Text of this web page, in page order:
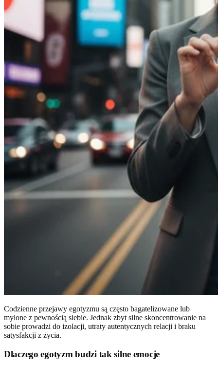
Codzienne przejawy egotyzmu są często bagatelizowane lub
mylone z pewnością siebie. Jednak zbyt silne skoncentrowanie na
sobie prowadzi do izolacji, utraty autentycznych relacji i braku
satysfakcji z życia.
Dlaczego egotyzm budzi tak silne emocje